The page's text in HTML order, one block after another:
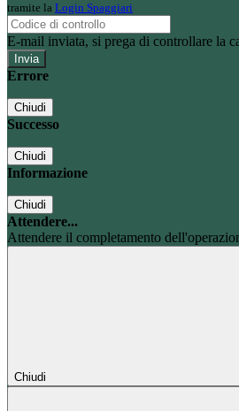
tramite la Login Spaggiari
E-mail inviata, si prega di controllare la
Errore
Chiudi
Successo
Chiudi
Informazione
Chiudi
Attendere...
Attendere il completamento
Chiudi